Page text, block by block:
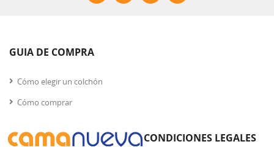
GUIA DE COMPRA
Cómo elegir un colchón
Cómo comprar
CONDICIONES LEGALES